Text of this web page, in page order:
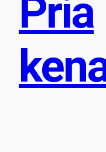
Pria